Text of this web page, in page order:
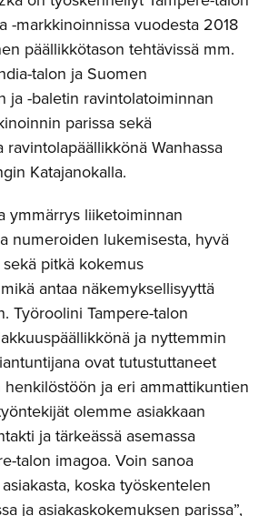
-markkinoinnissa vuodesta 2018
päällikkötason tehtävissä mm.
talon ja Suomen
ja -baletin ravintolatoiminnan
parissa sekä
ravintolapäällikkönä Wanhassa
Katajanokalla.
ymmärrys liiketoiminnan
numeroiden lukemisesta, hyvä
pitkä kokemus
antaa näkemyksellisyyttä
Työroolini Tampere-talon
ja nyttemmin
ovat tutustuttaneet
ja eri ammattikuntien
olemme asiakkaan
ja tärkeässä asemassa
talon imagoa. Voin sanoa
koska työskentelen
ja asiakaskokemuksen parissa”,